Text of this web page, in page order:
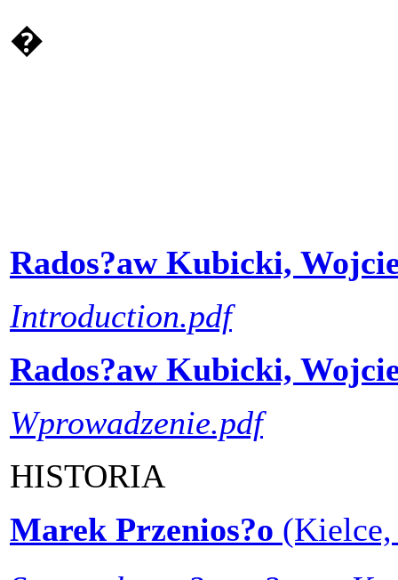
�
Rados?aw Kubicki,
Introduction.pdf
Rados?aw Kubicki,
Wprowadzenie.pdf
HISTORIA
Marek Przenios?o (Kielce,